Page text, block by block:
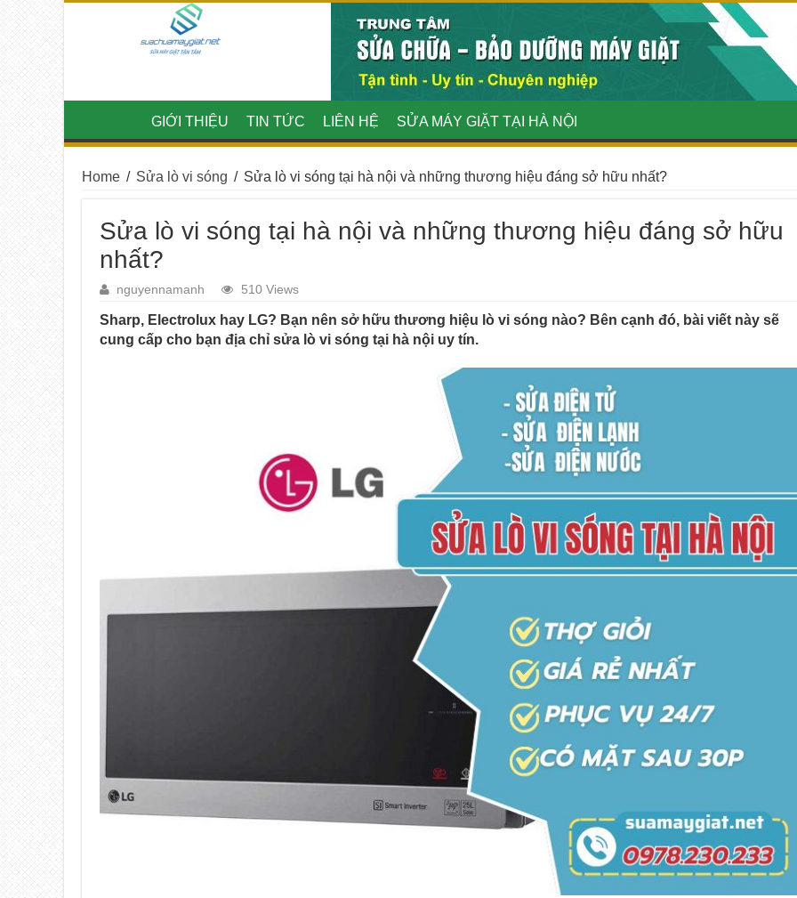
GIỚI THIỆU TIN TỨC LIÊN HỆ SỬA MÁY GIẶT TẠI HÀ NỘI
Home / Sửa lò vi sóng / Sửa lò vi sóng tại hà nội và những thương hiệu đáng sở hữu nhất?
Sửa lò vi sóng tại hà nội và những thương hiệu đáng sở hữu
nhất?
nguyennamanh 510 Views
Sharp, Electrolux hay LG? Bạn nên sở hữu thương hiệu lò vi sóng nào? Bên cạnh đó, bài viết này sẽ
cung cấp cho bạn địa chỉ sửa lò vi sóng tại hà nội uy tín.